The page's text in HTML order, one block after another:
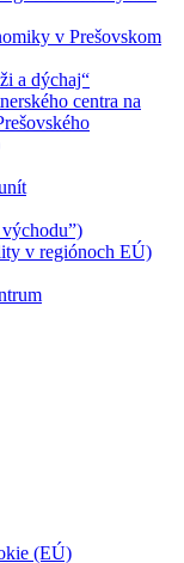
v Prešovskom
a dýchaj“
centra na
v regiónoch EÚ)
(EÚ)